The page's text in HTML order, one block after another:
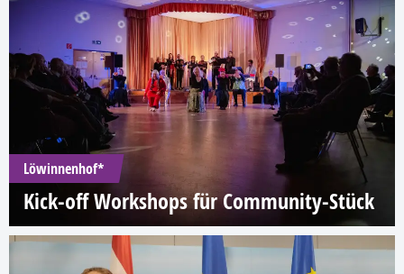
Löwinnenhof*
Kick-off Workshops für Community-Stück